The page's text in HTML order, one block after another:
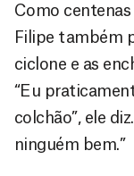
Como centenas
Filipe também
ciclone e as
“Eu
colchão”, ele
ninguém bem.”